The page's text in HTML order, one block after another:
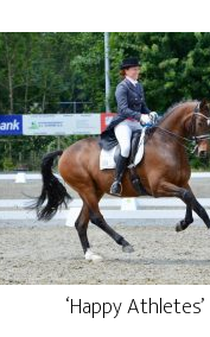
‘Happy Athletes’